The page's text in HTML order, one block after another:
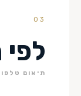
03
תיאום